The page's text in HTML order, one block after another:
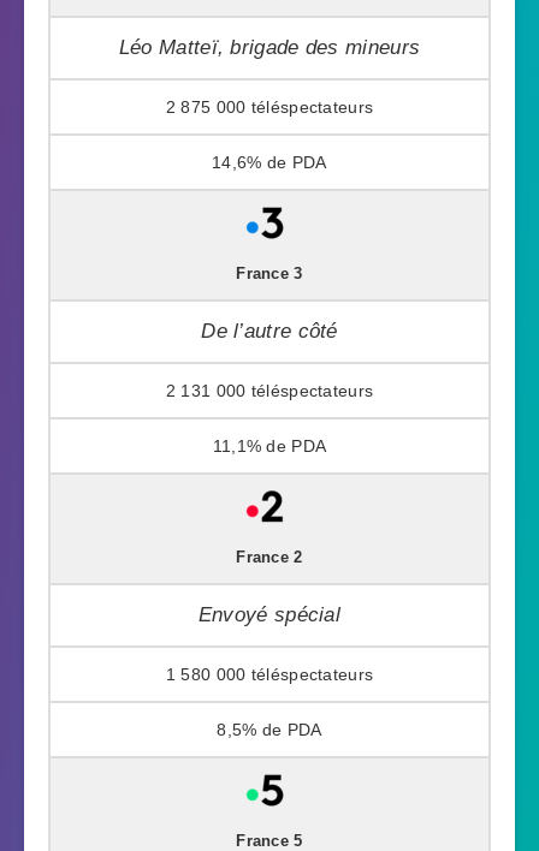
Léo Matteï, brigade des mineurs
2 875 000
14,6%
France 3
De l’autre côté
2 131 000
11,1%
France 2
Envoyé spécial
1 580 000
8,5%
France 5